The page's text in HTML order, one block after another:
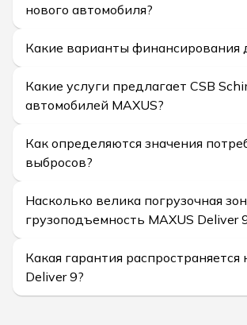
нового автомобиля?
Какие варианты финансирования
Какие услуги предлагает CSB
автомобилей MAXUS?
Как определяются значения
выбросов?
Насколько велика погрузочная
грузоподъемность MAXUS Deliver
Какая гарантия распространяется
Deliver 9?